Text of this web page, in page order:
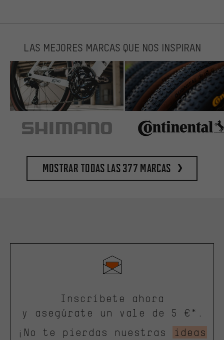
LAS MEJORES MARCAS QUE NOS INSPIRAN
Mostrar todas las 377 marcas
Inscríbete ahora
y asegúrate un vale de 5 €*.
¡No te pierdas nuestras
ideas